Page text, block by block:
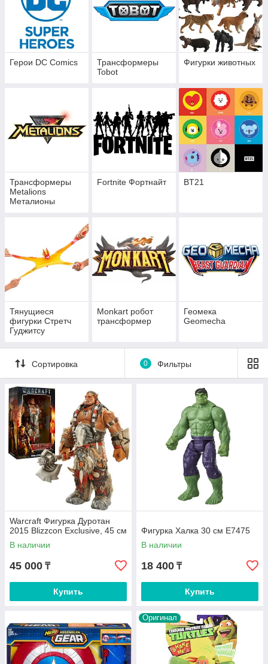
Герои DC Comics
Трансформеры
Tobot
Фигурки животных
Трансформеры
Metalions
Металионы
Fortnite Фортнайт BT21
Тянущиеся
фигурки Стретч
Гуджитсу
Monkart робот
трансформер
Геомека
Geomecha
Сортировка 0 Фильтры
Warcraft Фигурка Дуротан
2015 Blizzcon Exclusive, 45 см
В наличии
45 000 ₸
Купить
Фигурка Халка 30 см E7475
В наличии
18 400 ₸
Купить
Оригинал